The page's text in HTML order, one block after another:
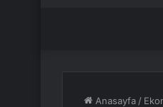
Anasayfa /